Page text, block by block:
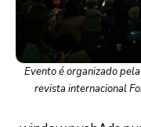
Evento é organizado
revista internacional